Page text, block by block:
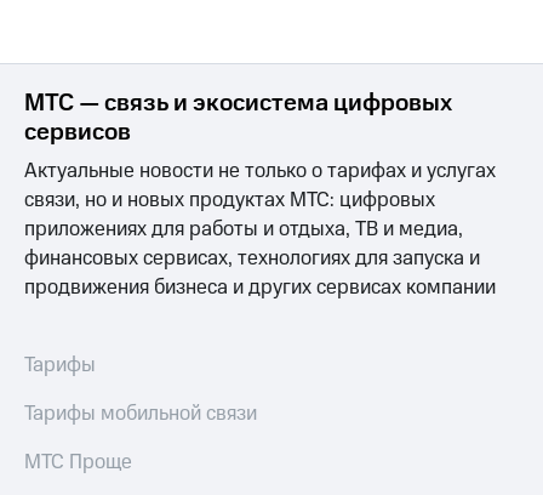
МТС — связь и экосистема цифровых
сервисов
Актуальные новости не только о тарифах и услугах
связи, но и новых продуктах МТС: цифровых
приложениях для работы и отдыха, ТВ и медиа,
финансовых сервисах, технологиях для запуска и
продвижения бизнеса и других сервисах компании
Тарифы
Тарифы мобильной связи
МТС Проще